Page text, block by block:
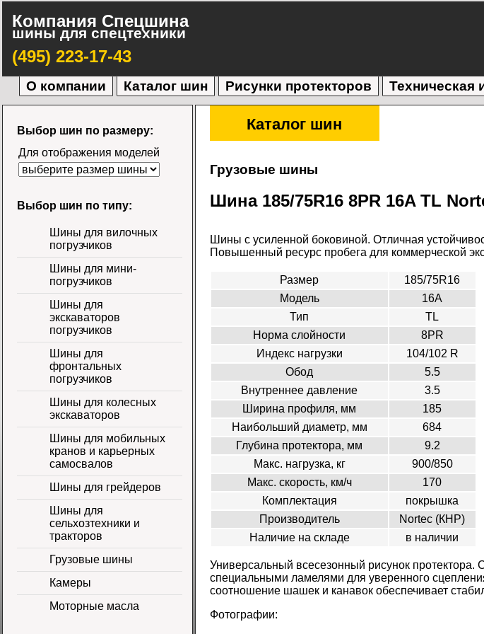
Компания Спецшина
шины для спецтехники
(495) 223-17-43
О компании Каталог шин Рисунки протекторов Техническая
Каталог шин
Грузовые шины
Шина 185/75R16 8PR 16A TL
Шины с усиленной боковиной. Отличная
Повышенный ресурс пробега для коммерческой
Размер
185/75R16
Модель
16A
Тип
TL
Норма слойности
8PR
Индекс нагрузки
104/102 R
Обод
5.5
Внутреннее давление
3.5
Ширина профиля, мм
185
Наибольший диаметр, мм
684
Глубина протектора, мм
9.2
Макс. нагрузка, кг
900/850
Макс. скорость, км/ч
170
Комплектация
покрышка
Производитель
Nortec (КНР)
Наличие на складе
в наличии
Универсальный всесезонный рисунок
специальными ламелями для уверенного
соотношение шашек и канавок обеспечивает
Фотографии:
Выбор шин по размеру:
Для отображения моделей
Выбор шин по типу:
Шины для вилочных
погрузчиков
Шины для мини-
погрузчиков
Шины для
экскаваторов
погрузчиков
Шины для
фронтальных
погрузчиков
Шины для колесных
экскаваторов
Шины для мобильных
кранов и карьерных
самосвалов
Шины для грейдеров
Шины для
сельхозтехники и
тракторов
Грузовые шины
Камеры
Моторные масла